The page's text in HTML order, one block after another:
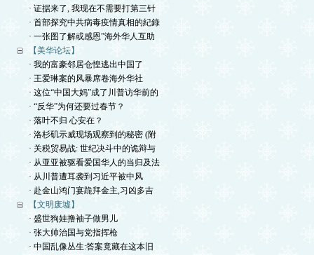
· 证据来了, 我现在不需要打第三针
· 首部探究中共病毒疫情真相的紀錄
· 一张图了解或感恩”海外华人互助
【美华论坛】
· 我的富豪邻居仓惶逃出中国了
· 王爱琳案的风暴席卷海外华社
· 这位“中国大妈”成了川普访华前的
· “反华”为何还要过春节？
· 落叶不归 心安在？
· 洛杉矶示威现场观察到的秘密 (附
· 关税贸易战: 世纪决斗中的诡辩与
· 从亚亚被驱看爱国华人的当归及法
· 从川普遭耳袭到习近平被中风
· 赴金山鸿门宴跪拜金主,习凶多吉
【文明废墟】
· 盛世狗娃撸袖子做男儿
· 张大帅治国与党指挥枪
· 中国乱像丛生:答案竟藏在这本旧